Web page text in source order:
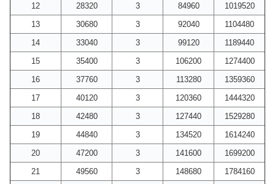
12
28320 3 84960
1019520
13
30680 3 92040
1104480
14
33040 3 99120
1189440
15
35400 3 106200
1274400
16
37760 3 113280
1359360
17
40120 3 120360
1444320
18
42480 3 127440
1529280
19
44840 3 134520
1614240
20
47200 3 141600
1699200
21
49560 3 148680
1784160